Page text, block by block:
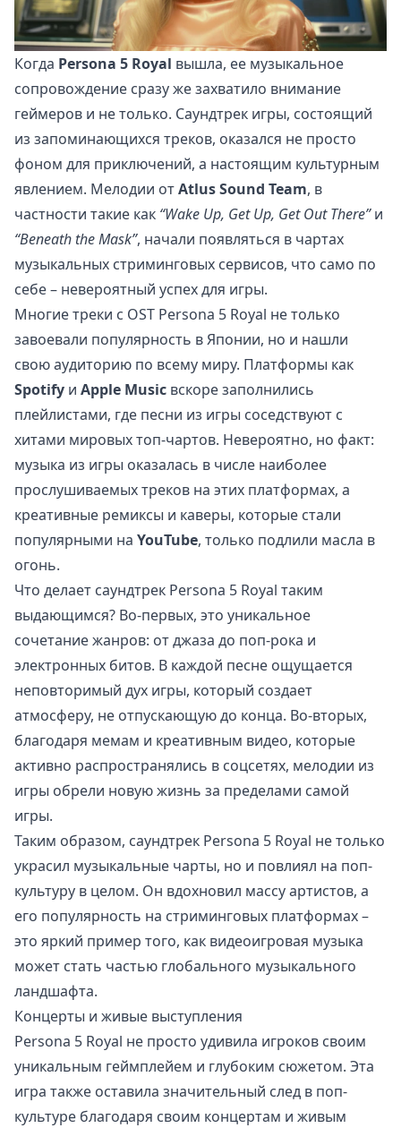
Когда Persona 5 Royal вышла, ее музыкальное
сопровождение сразу же захватило внимание
геймеров и не только. Саундтрек игры, состоящий
из запоминающихся треков, оказался не просто
фоном для приключений, а настоящим культурным
явлением. Мелодии отAtlus Sound Team, в
частности такие как “Wake Up, Get Up, Get Out There”и
“Beneath the Mask”, начали появляться в чартах
музыкальных стриминговых сервисов, что само по
себе – невероятный успех для игры.
Многие треки с OST Persona 5 Royal не только
завоевали популярность в Японии, но и нашли
свою аудиторию по всему миру. Платформы как
Spotify и Apple Music вскоре заполнились
плейлистами, где песни из игры соседствуют с
хитами мировых топ-чартов. Невероятно, но факт:
музыка из игры оказалась в числе наиболее
прослушиваемых треков на этих платформах, а
креативные ремиксы и каверы, которые стали
популярными на YouTube, только подлили масла в
огонь.
Что делает саундтрек Persona 5 Royal таким
выдающимся? Во-первых, это уникальное
сочетание жанров: от джаза до поп-рока и
электронных битов. В каждой песне ощущается
неповторимый дух игры, который создает
атмосферу, не отпускающую до конца. Во-вторых,
благодаря мемам и креативным видео, которые
активно распространялись в соцсетях, мелодии из
игры обрели новую жизнь за пределами самой
игры.
Таким образом, саундтрек Persona 5 Royal не только
украсил музыкальные чарты, но и повлиял на поп-
культуру в целом. Он вдохновил массу артистов, а
его популярность на стриминговых платформах –
это яркий пример того, как видеоигровая музыка
может стать частью глобального музыкального
ландшафта.
Концерты и живые выступления
Persona 5 Royal не просто удивила игроков своим
уникальным геймплейем и глубоким сюжетом. Эта
игра также оставила значительный след в поп-
культуре благодаря своим концертам и живым